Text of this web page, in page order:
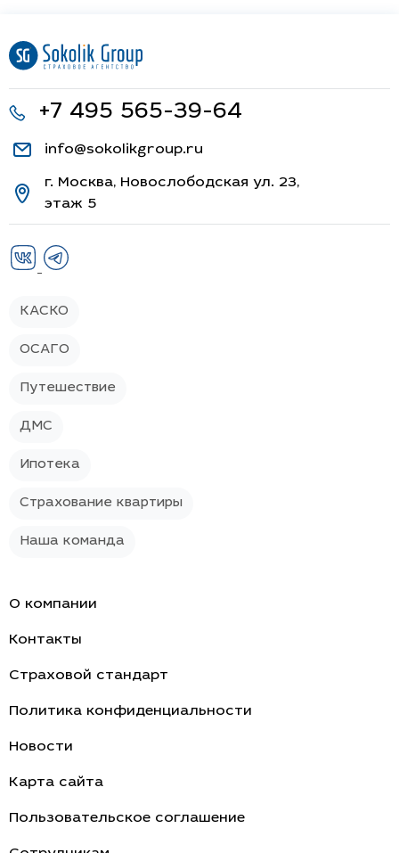
+7 495 565-39-64
info@sokolikgroup.ru
г. Москва, Новослободская ул. 23,
этаж 5
КАСКО
ОСАГО
Путешествие
ДМС
Ипотека
Страхование квартиры
Наша команда
О компании
Контакты
Страховой стандарт
Политика конфиденциальности
Новости
Карта сайта
Пользовательское соглашение